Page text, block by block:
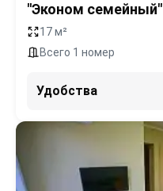
"Эконом семейный"
17 м²
Всего 1 номер
Удобства